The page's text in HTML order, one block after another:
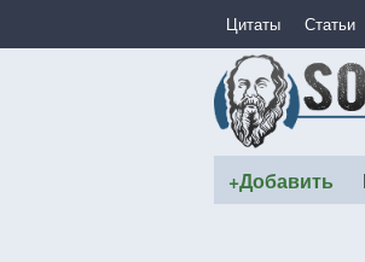
Цитаты Статьи
+Добавить